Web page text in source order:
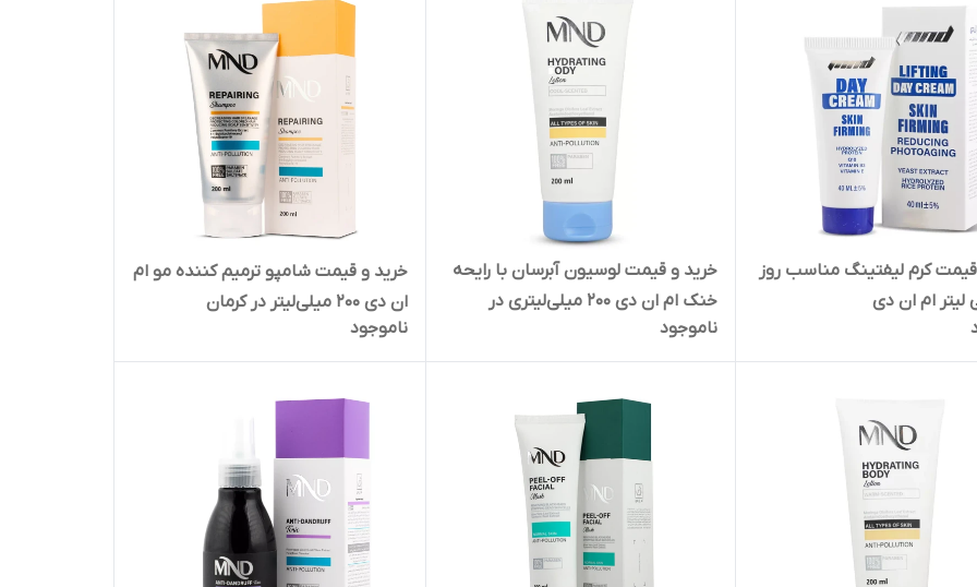
کرم لیفتینگ مناسب روز
خرید و قیمت لوسیون آبرسان با رایحه
خنک ام ان دی 200 میلی‌لیتری در
کرمانشاه
ناموجود
خرید و قیمت شامپو ترمیم کننده مو ام
ان دی 200 میلی‌لیتر در کرمان
ناموجود